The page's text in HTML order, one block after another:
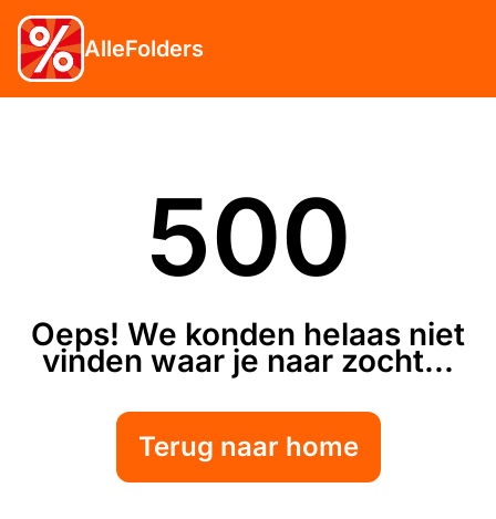
AlleFolders
500
Oeps! We konden helaas niet
vinden waar je naar zocht...
Terug naar home